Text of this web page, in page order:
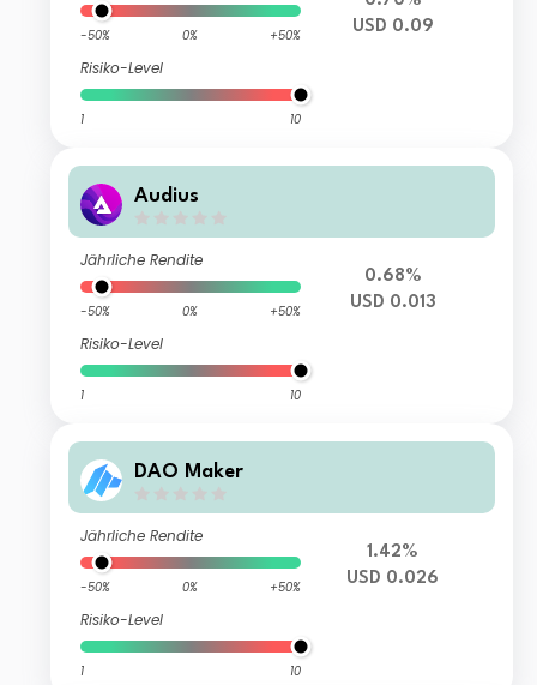
-50% 0% +50%
Risiko-Level
1 10
USD 0.09
Audius
Jährliche Rendite
-50% 0% +50%
Risiko-Level
1 10
0.68%
USD 0.013
DAO Maker
Jährliche Rendite
-50% 0% +50%
Risiko-Level
1 10
1.42%
USD 0.026